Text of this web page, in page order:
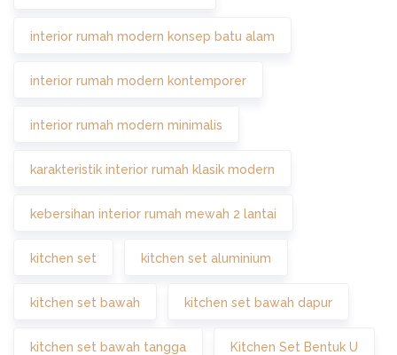
interior rumah modern konsep batu alam
interior rumah modern kontemporer
interior rumah modern minimalis
karakteristik interior rumah klasik modern
kebersihan interior rumah mewah 2 lantai
kitchen set kitchen set aluminium
kitchen set bawah kitchen set bawah dapur
kitchen set bawah tangga Kitchen Set Bentuk U